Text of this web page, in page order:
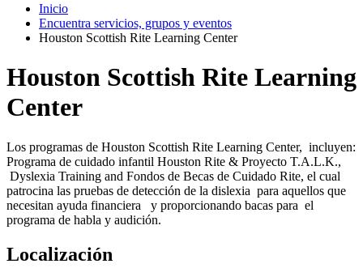
Inicio
Encuentra servicios, grupos y eventos
Houston Scottish Rite Learning Center
Houston Scottish Rite Learning
Center
Los programas de Houston Scottish Rite Learning Center, incluyen:
Programa de cuidado infantil Houston Rite & Proyecto T.A.L.K.,
Dyslexia Training and Fondos de Becas de Cuidado Rite, el cual
patrocina las pruebas de detección de la dislexia para aquellos que
necesitan ayuda financiera y proporcionando bacas para el
programa de habla y audición.
Localización